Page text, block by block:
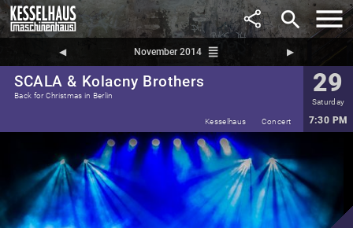
search
◀︎ November 2014 reorder ▶︎
SCALA & Kolacny Brothers
Back for Christmas in Berlin 29
Saturday
7:30 PM
Kesselhaus Concert